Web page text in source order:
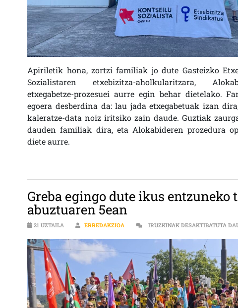
Apiriletik hona, zortzi familiak jo dute Gasteizko
Sozialistaren etxebizitza-aholkularitzara,
etxegabetze-prozesuei aurre egin behar dietelako.
egoera desberdina da: lau jada etxegabetuak izan
kaleratze-data noiz iritsiko zain daude. Guztiak
dauden familiak dira, eta Alokabideren prozedura
diete aurre.
Greba egingo dute ikus
abuztuaren 5ean
21 UZTAILA ERREDAKZIOA IRUZKINAK DESAKTIBATUTA